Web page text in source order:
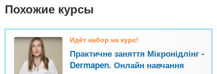
Похожие курсы
Идёт набор на курс!
Практичне заняття Мікронідлінг -
Dermapen. Онлайн навчання